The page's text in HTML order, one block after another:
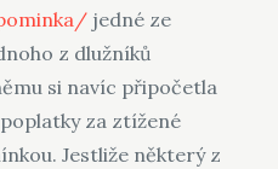
jedné ze
z dlužníků
si navíc připočetla
za ztížené
Jestliže některý z